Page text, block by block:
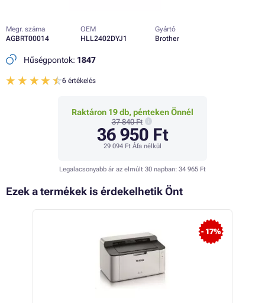
Megr. száma
AGBRT00014
OEM
HLL2402DYJ1
Gyártó
Brother
Hűségpontok: 1847
6 értékelés
Raktáron 19 db, pénteken Önnél
37 840 Ft
36 950 Ft
29 094 Ft Áfa nélkül
Legalacsonyabb ár az elmúlt 30 napban: 34 965 Ft
Ezek a termékek is érdekelhetik Önt
- 17%